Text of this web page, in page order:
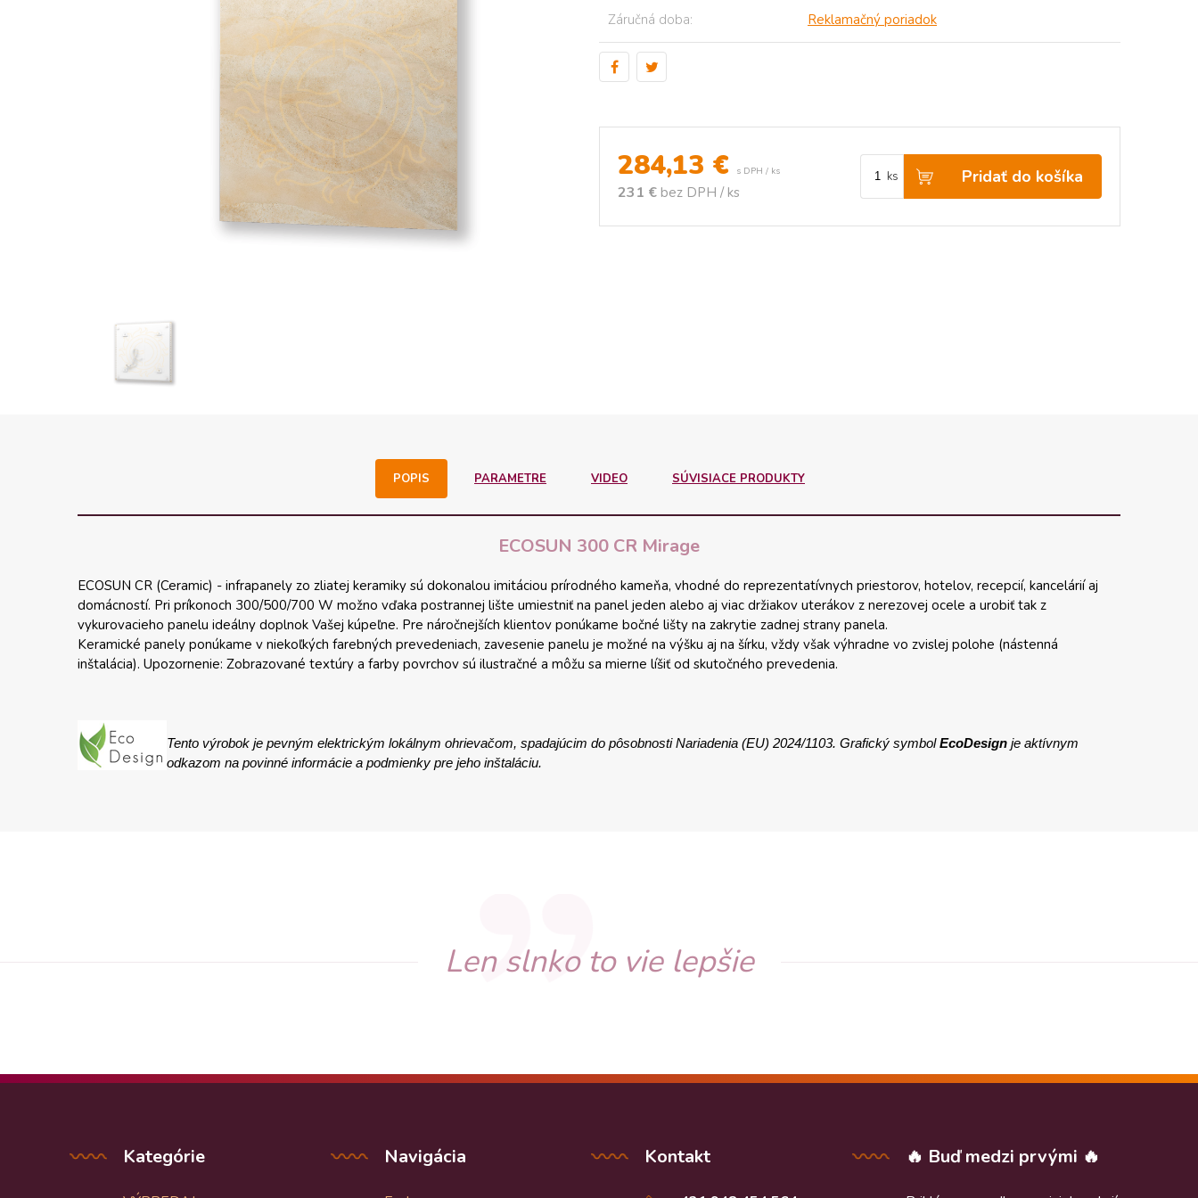
284,13 € s DPH / ks
231 € bez DPH / ks
ks Pridať do košíka
Záručná doba: Reklamačný poriadok
POPIS PARAMETRE VIDEO SÚVISIACE PRODUKTY
ECOSUN 300 CR Mirage
ECOSUN CR (Ceramic) - infrapanely zo zliatej keramiky sú dokonalou imitáciou prírodného kameňa, vhodné do reprezentatívnych priestorov, hotelov, recepcií, kancelárií aj
domácností. Pri príkonoch 300/500/700 W možno vďaka postrannej lište umiestniť na panel jeden alebo aj viac držiakov uterákov z nerezovej ocele a urobiť tak z
vykurovacieho panelu ideálny doplnok Vašej kúpeľne. Pre náročnejších klientov ponúkame bočné lišty na zakrytie zadnej strany panela.
Keramické panely ponúkame v niekoľkých farebných prevedeniach, zavesenie panelu je možné na výšku aj na šírku, vždy však výhradne vo zvislej polohe (nástenná
inštalácia). Upozornenie: Zobrazované textúry a farby povrchov sú ilustračné a môžu sa mierne líšiť od skutočného prevedenia.
Tento výrobok je pevným elektrickým lokálnym ohrievačom, spadajúcim do pôsobnosti Nariadenia (EU) 2024/1103. Grafický symbolEcoDesign je aktívnym
odkazom na povinné informácie a podmienky pre jeho inštaláciu.
Len slnko to vie lepšie
Kategórie Navigácia Kontakt 🔥 Buď medzi prvými 🔥